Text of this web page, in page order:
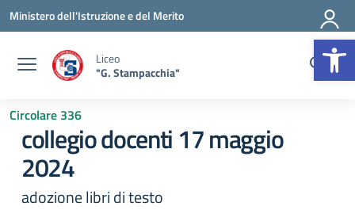
Vai ai contenuti
Vai al menu di navigazione
Vai al footer
Ministero dell'Istruzione e del Merito
Liceo
"G. Stampacchia"
Circolare 336
collegio docenti 17 maggio
2024
adozione libri di testo